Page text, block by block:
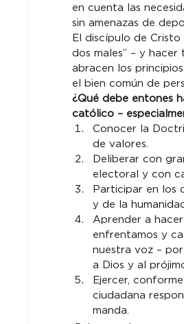
en cuenta las
sin amenazas de
El discípulo de Cristo
dos males” – y
abracen los
el bien común de
¿Qué debe entones
católico –
Conocer la
de valores.
Deliberar con
electoral y con
Participar en los
y de la
Aprender a
enfrentamos y
nuestra voz –
a Dios y al
Ejercer,
ciudadana
manda.